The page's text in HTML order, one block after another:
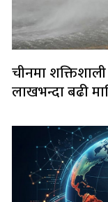
चीनमा
लाखभन्दा बढी